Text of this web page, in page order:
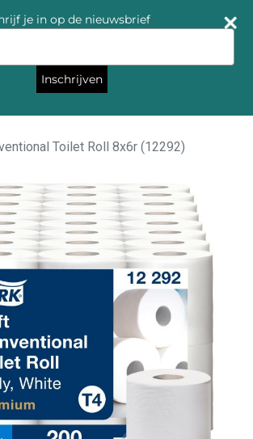
Toilet Roll 8x6r (12292)
je in op de nieuwsbrief
Inschrijven